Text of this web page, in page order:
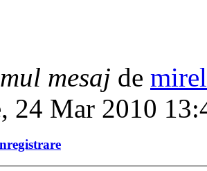
mesaj de mirel
24 Mar 2010